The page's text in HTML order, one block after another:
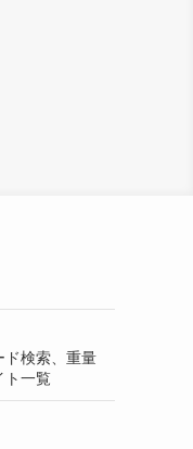
ド検索、重量
ト一覧